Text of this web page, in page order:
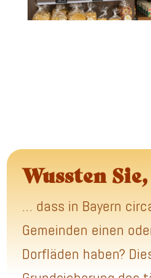
Wussten
… dass in Bayern
Gemeinden einen
Dorfläden haben?